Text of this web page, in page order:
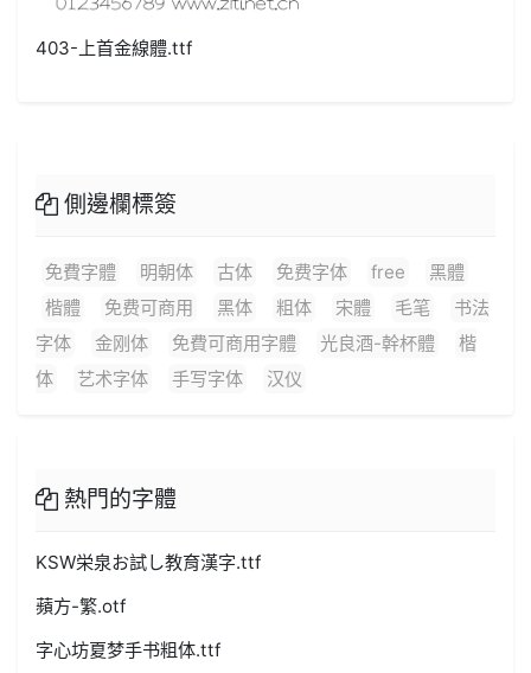
403-上首金線體.ttf
側邊欄標簽
免費字體 明朝体 古体 免费字体 free
黑體
楷體
免费可商用 黑体 粗体 宋體 毛笔
书法
字体
金刚体 免費可商用字體 光良酒-幹杯體
楷
体
艺术字体 手写字体 汉仪
熱門的字體
KSW栄泉お試し教育漢字.ttf
蘋方-繁.otf
字心坊夏梦手书粗体.ttf